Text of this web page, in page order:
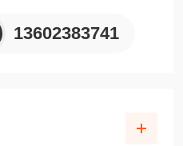
13602383741